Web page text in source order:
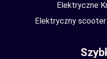
Elektryczne
Elektryczny scooter